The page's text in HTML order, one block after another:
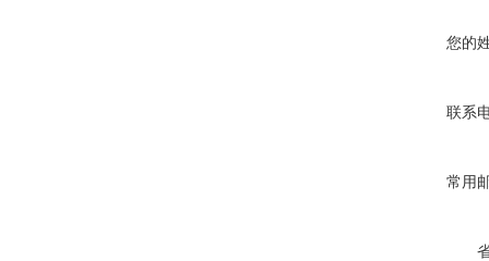
您的
联系
常用